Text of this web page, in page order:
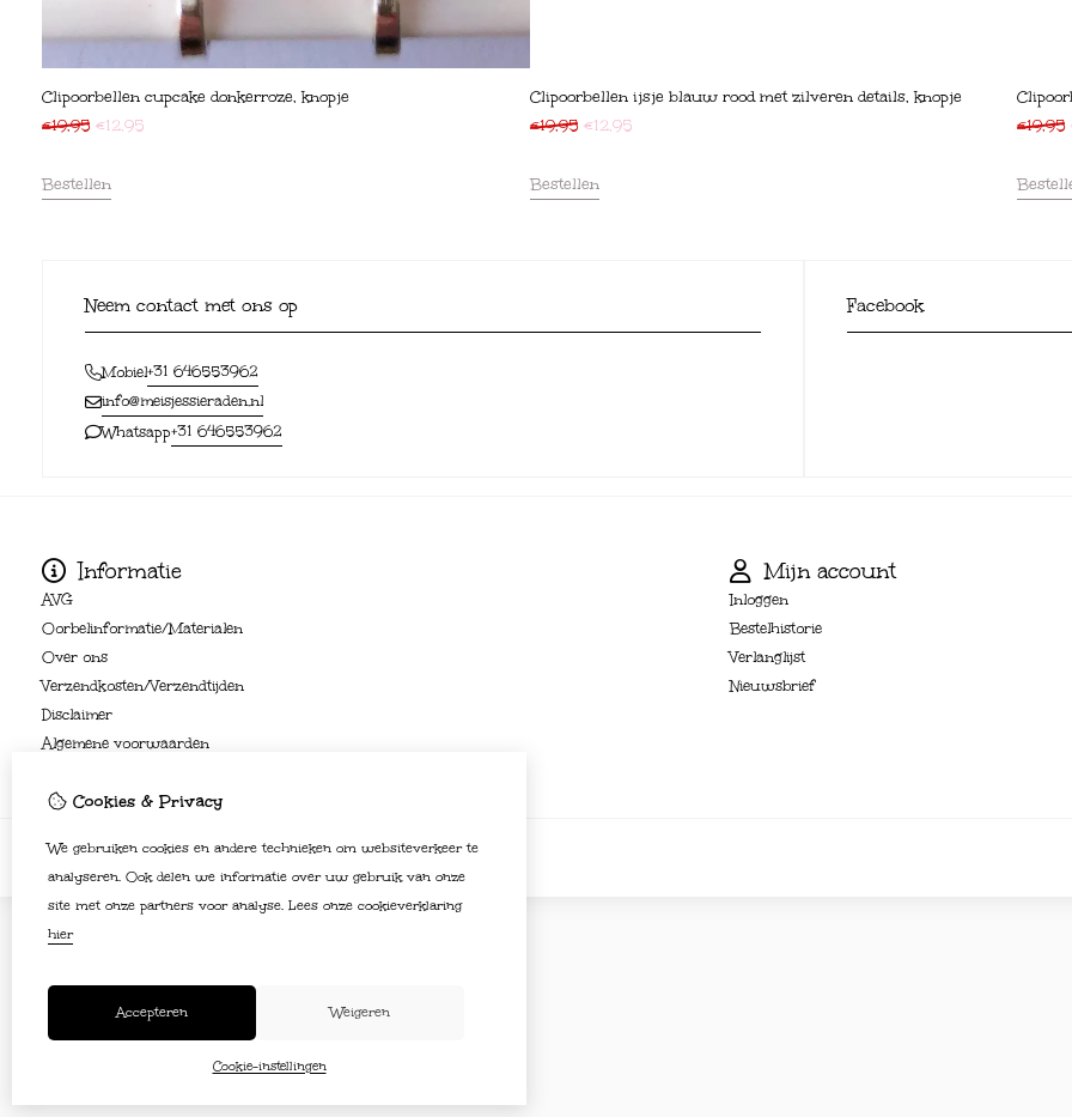
Clipoorbellen cupcake donkerroze, knopje
€19,95 €12,95
Bestellen
Clipoorbellen ijsje blauw rood met zilveren details, knopje
€19,95 €12,95
Bestellen
€19,95
Neem contact met ons op
Mobiel+31 646553962
info@meisjessieraden.nl
Whatsapp+31 646553962
Facebook
Informatie
AVG
Oorbelinformatie/Materialen
Over ons
Verzendkosten/Verzendtijden
Disclaimer
Algemene voorwaarden
Mijn account
Inloggen
Bestelhistorie
Verlanglijst
Nieuwsbrief
Cookies & Privacy
We gebruiken cookies en andere technieken om websiteverkeer te
analyseren. Ook delen we informatie over uw gebruik van onze
site met onze partners voor analyse. Lees onze cookieverklaring
hier
Accepteren Weigeren
Cookie-instellingen